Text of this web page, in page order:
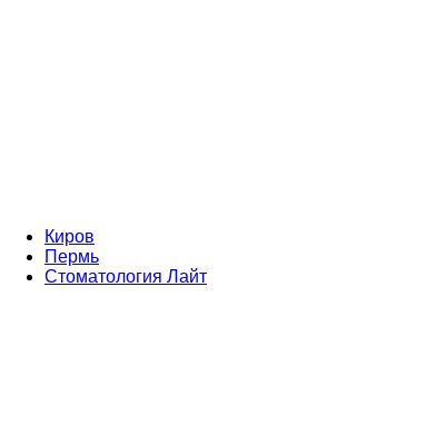
Киров
Пермь
Стоматология Лайт